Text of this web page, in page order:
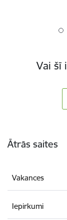
Vai šī
Ātrās saites
Vakances
Iepirkumi